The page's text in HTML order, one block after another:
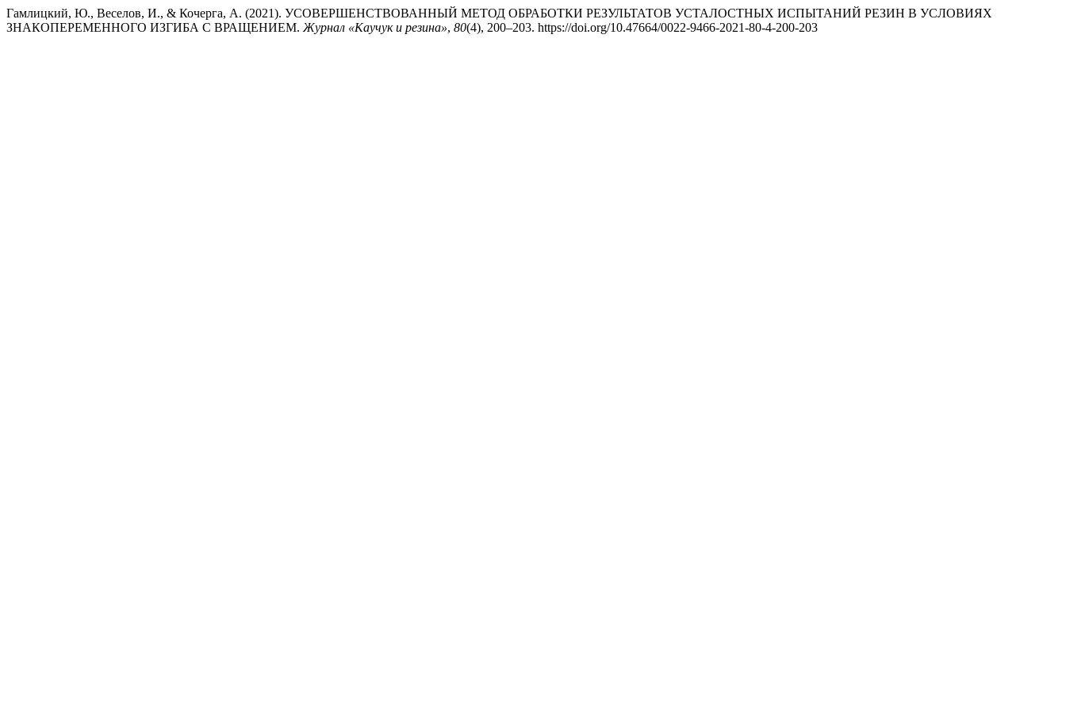
Гамлицкий, Ю., Веселов, И., & Кочерга, А. (2021). УСОВЕРШЕНСТВОВАННЫЙ МЕТОД ОБРАБОТКИ РЕЗУЛЬТАТОВ УСТАЛОСТНЫХ ИСПЫТАНИЙ РЕЗИН В УСЛОВИЯХ
ЗНАКОПЕРЕМЕННОГО ИЗГИБА С ВРАЩЕНИЕМ. Журнал «Каучук и резина», 80(4), 200–203. https://doi.org/10.47664/0022-9466-2021-80-4-200-203